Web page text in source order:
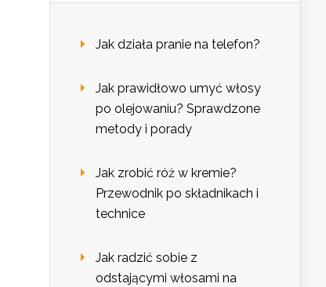
Jak działa pranie na telefon?
Jak prawidłowo umyć włosy
po olejowaniu? Sprawdzone
metody i porady
Jak zrobić róż w kremie?
Przewodnik po składnikach i
technice
Jak radzić sobie z
odstającymi włosami na